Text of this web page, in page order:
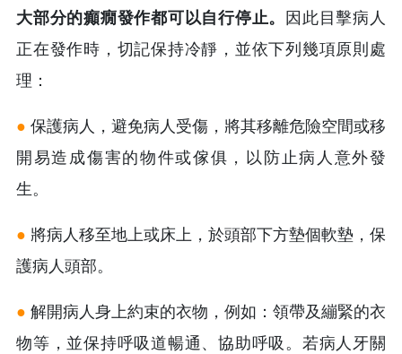
大部分的癲癇發作都可以自行停止。
因此目擊病人
正在發作時，切記保持冷靜，並依下列幾項原則處
理：
● 保護病人，避免病人受傷，將其移離危險空間或移
開易造成傷害的物件或傢俱，以防止病人意外發
生。
● 將病人移至地上或床上，於頭部下方墊個軟墊，保
護病人頭部。
● 解開病人身上約束的衣物，例如：領帶及繃緊的衣
物等，並保持呼吸道暢通、協助呼吸。若病人牙關